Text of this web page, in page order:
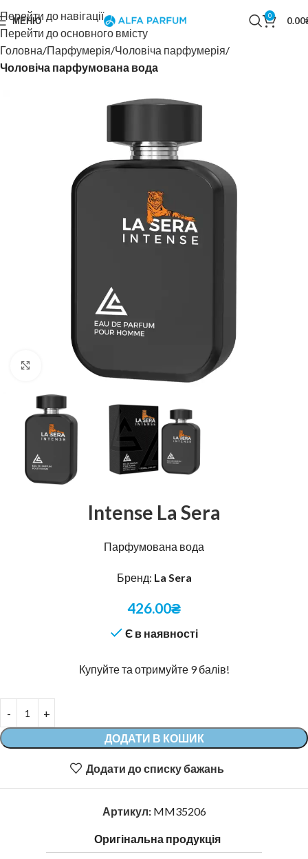
Перейти до навігації
Перейти до основного вмісту
МЕНЮ 0 0.00
Головна Парфумерія Чоловіча парфумерія
Чоловіча парфумована вода
Натисніть, щоб збільшити
Intense La Sera
Парфумована вода
Бренд: La Sera
426.00₴
Є в наявності
Купуйте та отримуйте 9 балів!
ДОДАТИ В КОШИК
Додати до списку бажань
Артикул: MM35206
Оригінальна продукція